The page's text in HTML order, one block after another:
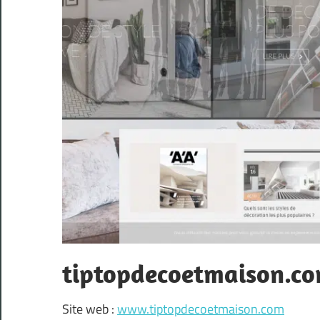
Site web :www.tiptopdecoetmaison.com